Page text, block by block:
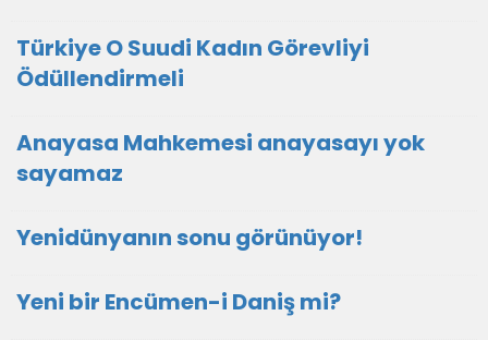
Türkiye O Suudi Kadın Görevliyi
Ödüllendirmeli
Anayasa Mahkemesi anayasayı yok
sayamaz
Yenidünyanın sonu görünüyor!
Yeni bir Encümen-i Daniş mi?